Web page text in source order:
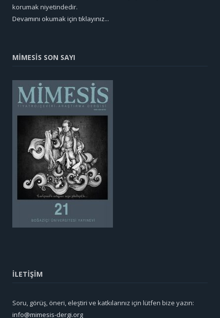
korumak niyetindedir.
Devamını okumak için tıklayınız...
MİMESİS SON SAYI
İLETİŞİM
Soru, görüş, öneri, eleştiri ve katkılarınız için lütfen bize yazın:
info@mimesis-dergi.org